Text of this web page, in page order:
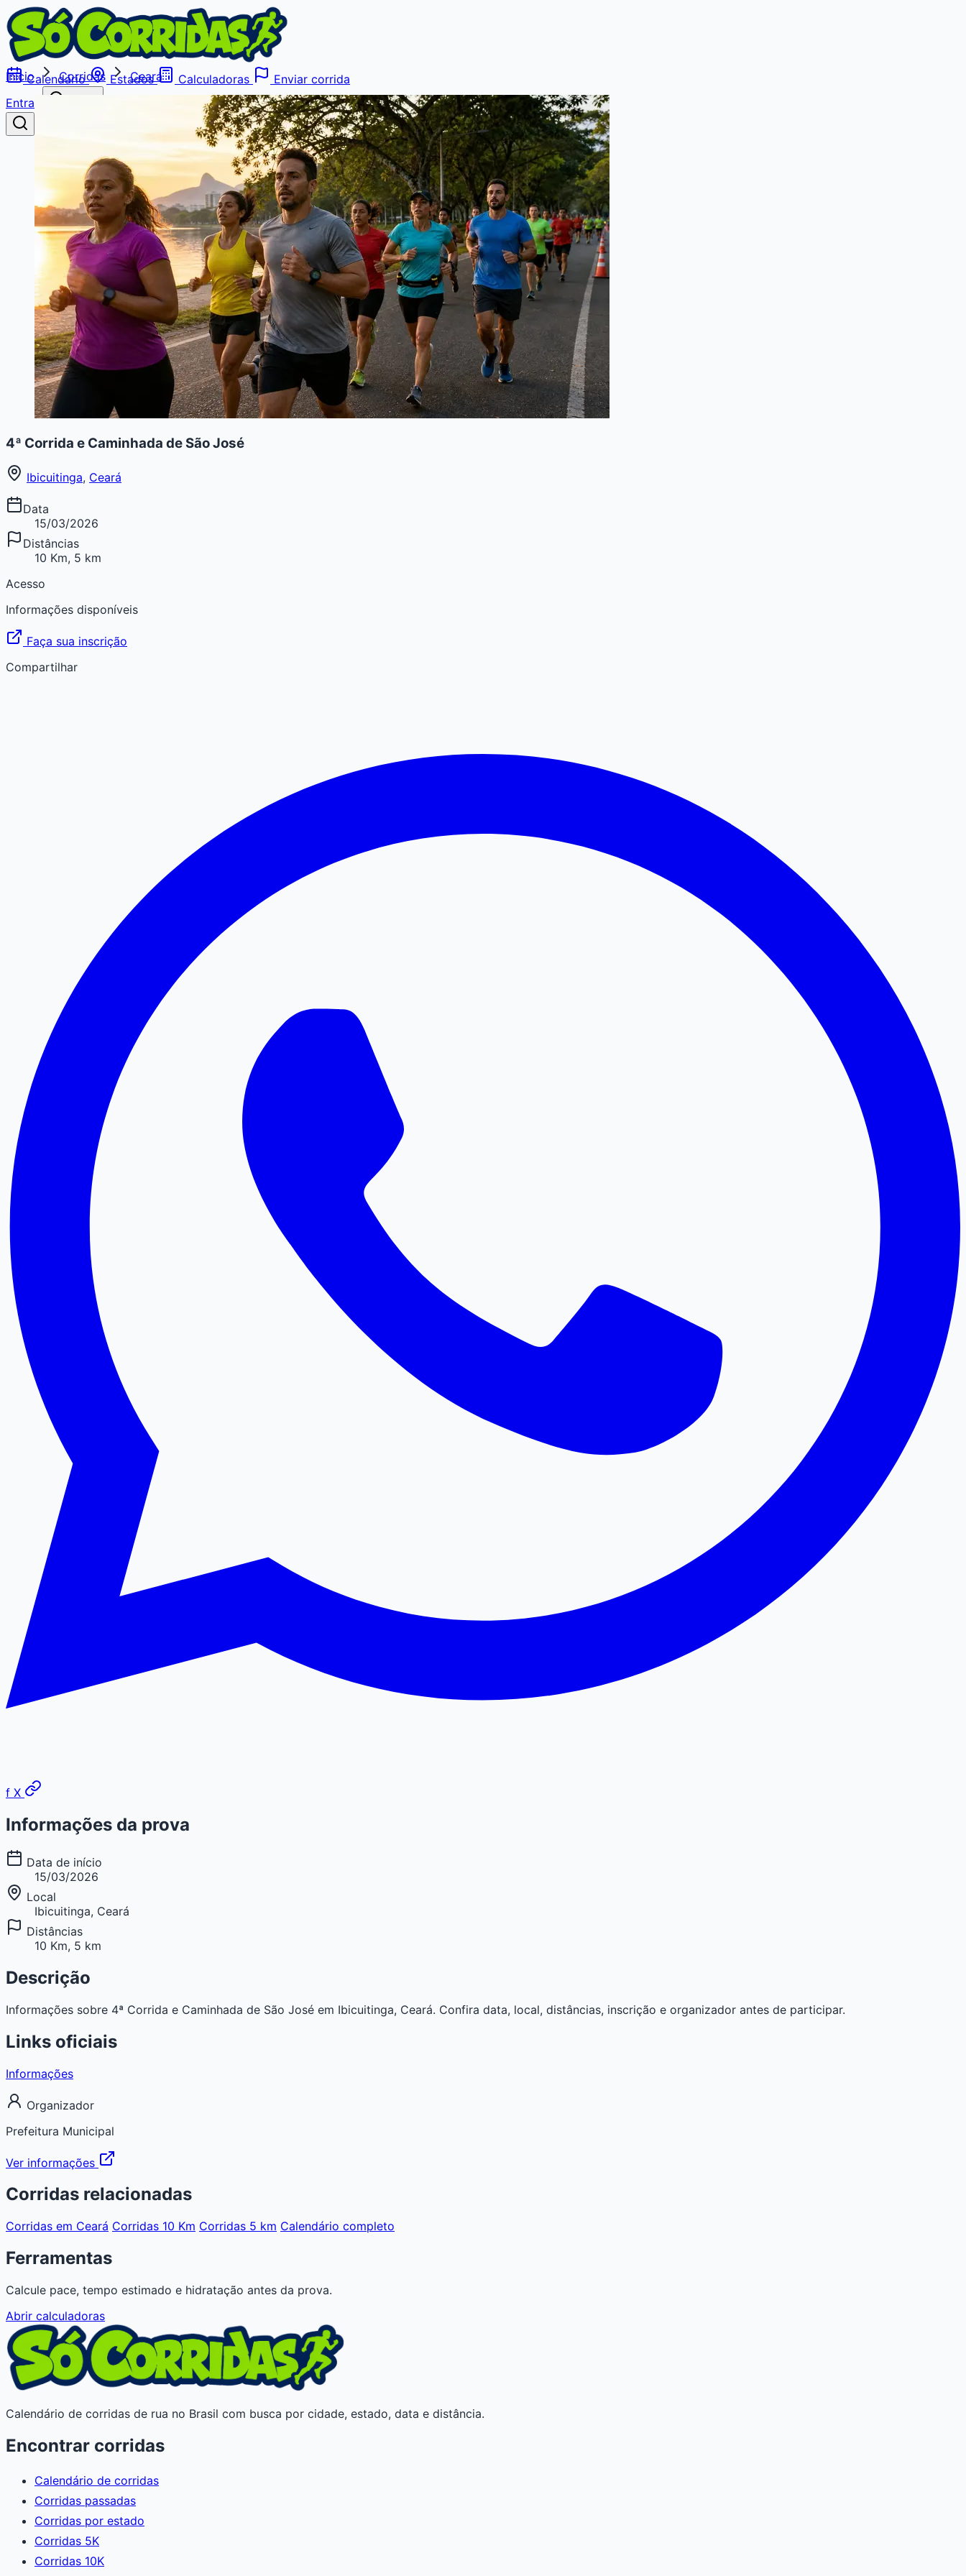
Calendário Estados Calculadoras
Enviar corrida
Entrar
Início Corridas Ceará
4ª Corrida e Caminhada de São José
Ibicuitinga, Ceará
Data
15/03/2026
Distâncias
10 Km, 5 km
Acesso
Informações disponíveis
Faça sua inscrição
Compartilhar
f X
Informações da prova
Data de início
15/03/2026
Local
Ibicuitinga, Ceará
Distâncias
10 Km, 5 km
Descrição
Informações sobre 4ª Corrida e Caminhada de São José em Ibicuitinga, Ceará. Confira data, local, distâncias, inscrição e organizador antes de participar.
Links oficiais
Informações
Organizador
Prefeitura Municipal
Ver informações
Corridas relacionadas
Corridas em Ceará Corridas 10 Km Corridas 5 km Calendário completo
Ferramentas
Calcule pace, tempo estimado e hidratação antes da prova.
Abrir calculadoras
Calendário de corridas de rua no Brasil com busca por cidade, estado, data e distância.
Encontrar corridas
Calendário de corridas
Corridas passadas
Corridas por estado
Corridas 5K
Corridas 10K